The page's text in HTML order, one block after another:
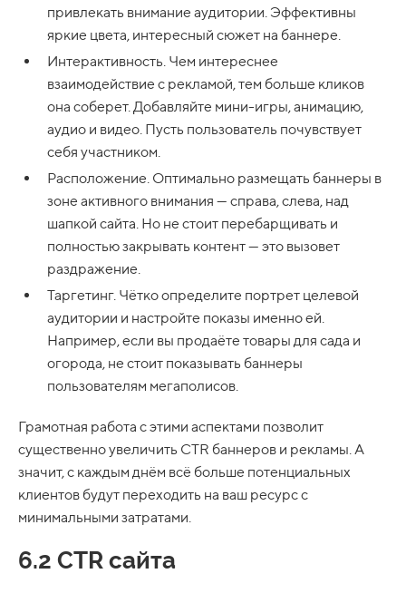
привлекать внимание аудитории. Эффективны
яркие цвета, интересный сюжет на баннере.
Интерактивность. Чем интереснее
взаимодействие с рекламой, тем больше кликов
она соберет. Добавляйте мини-игры, анимацию,
аудио и видео. Пусть пользователь почувствует
себя участником.
Расположение. Оптимально размещать баннеры в
зоне активного внимания — справа, слева, над
шапкой сайта. Но не стоит перебарщивать и
полностью закрывать контент — это вызовет
раздражение.
Таргетинг. Чётко определите портрет целевой
аудитории и настройте показы именно ей.
Например, если вы продаёте товары для сада и
огорода, не стоит показывать баннеры
пользователям мегаполисов.
Грамотная работа с этими аспектами позволит
существенно увеличить CTR баннеров и рекламы. А
значит, с каждым днём всё больше потенциальных
клиентов будут переходить на ваш ресурс с
минимальными затратами.
6.2 CTR сайта